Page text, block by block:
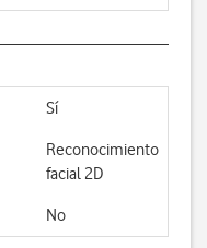
Sí
Reconocimiento
facial 2D
No